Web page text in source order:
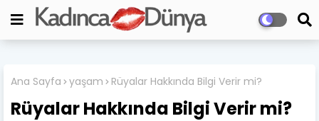
Ana Sayfa yaşam Rüyalar Hakkında Bilgi Verir mi?
Rüyalar Hakkında Bilgi Verir mi?